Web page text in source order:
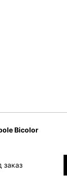
Bicolor
заказ